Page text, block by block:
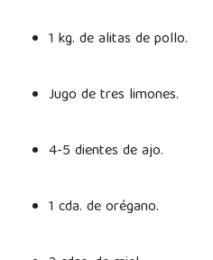
1 kg. de alitas de pollo.
Jugo de tres limones.
4-5 dientes de ajo.
1 cda. de orégano.